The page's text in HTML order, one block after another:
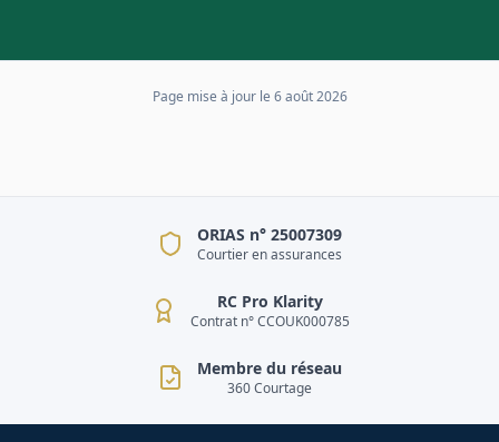
Page mise à jour le 6 août 2026
ORIAS n° 25007309
Courtier en assurances
RC Pro Klarity
Contrat n° CCOUK000785
Membre du réseau
360 Courtage